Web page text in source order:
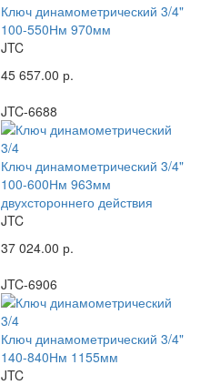
Ключ динамометрический 3/4"
100-550Нм 970мм
JTC
45 657.00 р.
JTC-6688
Ключ динамометрический 3/4"
100-600Нм 963мм
двухстороннего действия
JTC
37 024.00 р.
JTC-6906
Ключ динамометрический 3/4"
140-840Нм 1155мм
JTC